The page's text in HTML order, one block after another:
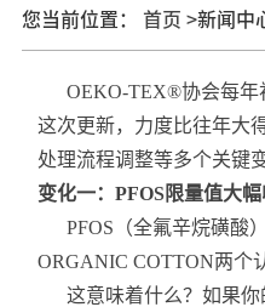
您当前位置： 首页 >新闻中
OEKO-TEX®协会每年
这次更新，力度比往年大
处理流程调整等多个关键
变化一：PFOS限量值大
PFOS（全氟辛烷磺酸
ORGANIC COTTON两个
这意味着什么？如果